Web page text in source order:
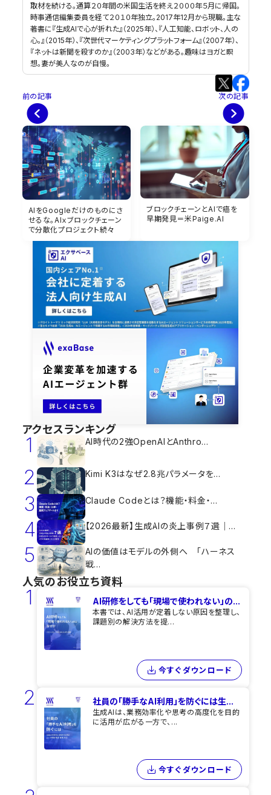
取材を続ける。通算２０年間の米国生活を終え２０００年５月に帰国。
時事通信編集委員を経て２０１０年独立。2017年12月から現職。主な
著書に『生成AIで心が折れた』（2025年）、『人工知能、ロボット、人の
心。』（2015年）、『次世代マーケティングプラットフォーム』（2007年）、
『ネットは新聞を殺すのか』（2003年）などがある。趣味はヨガと瞑
想。妻が美人なのが自慢。
前の記事
AIをGoogleだけのものにさ
せるな。AIｘブロックチェーン
で分散化プロジェクト続々
次の記事
ブロックチェーンとAIで癌を
早期発見＝米Paige.AI
アクセスランキング
1 AI時代の2強OpenAIとAnthro...
2 Kimi K3はなぜ2.8兆パラメータを...
3 Claude Codeとは？機能・料金・...
4 【2026最新】生成AIの炎上事例７選｜...
5
AIの価値はモデルの外側へ 「ハーネス
戦...
人気のお役立ち資料
1 AI研修をしても​「現場で使われない」の...
本書では、AI活用が定着しない原因を整理し、
課題別の解決方法を提...
今すぐダウンロード
2 社員の「勝手なAI利用」を​防ぐには​生...
生成AIは、業務効率化や思考の高度化を目的
に活用が広がる一方で、...
今すぐダウンロード